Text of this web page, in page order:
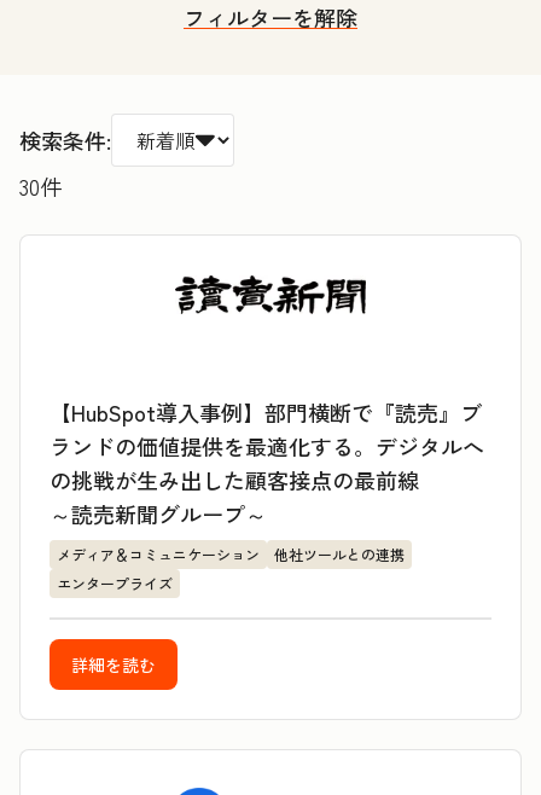
フィルターを解除
検索条件:
30件
【HubSpot導入事例】部門横断で『読売』ブ
ランドの価値提供を最適化する。デジタルへ
の挑戦が生み出した顧客接点の最前線
～読売新聞グループ～
メディア＆コミュニケーション
他社ツールとの連携
エンタープライズ
詳細を読む